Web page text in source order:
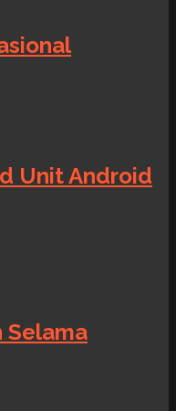
Unit Android
Selama